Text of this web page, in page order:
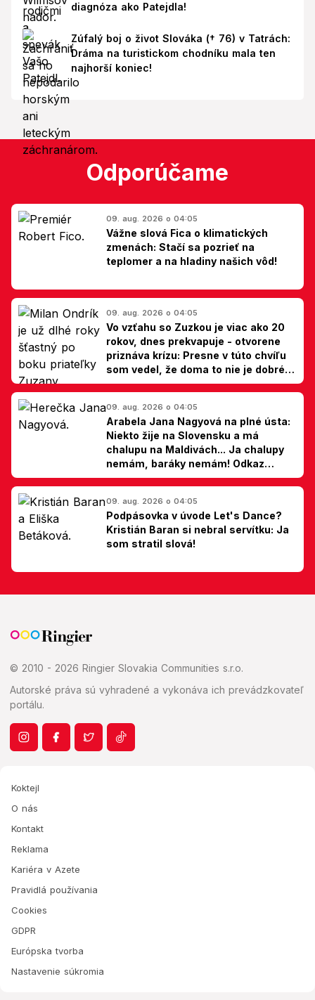
diagnóza ako Patejdla!
Zúfalý boj o život Slováka († 76) v Tatrách:
Dráma na turistickom chodníku mala ten
najhorší koniec!
Odporúčame
09. aug. 2026 o 04:05
Vážne slová Fica o klimatických
zmenách: Stačí sa pozrieť na
teplomer a na hladiny našich vôd!
09. aug. 2026 o 04:05
Vo vzťahu so Zuzkou je viac ako 20
rokov, dnes prekvapuje - otvorene
priznáva krízu: Presne v túto chvíľu
som vedel, že doma to nie je dobré,
hovorí Milan Ondrík
09. aug. 2026 o 04:05
Arabela Jana Nagyová na plné ústa:
Niekto žije na Slovensku a má
chalupu na Maldivách... Ja chalupy
nemám, baráky nemám! Odkaz
Slovákom
09. aug. 2026 o 04:05
Podpásovka v úvode Let's Dance?
Kristián Baran si nebral servítku: Ja
som stratil slová!
© 2010 - 2026 Ringier Slovakia Communities s.r.o.
Autorské práva sú vyhradené a vykonáva ich prevádzkovateľ
portálu.
Koktejl
O nás
Kontakt
Reklama
Kariéra v Azete
Pravidlá používania
Cookies
GDPR
Európska tvorba
Nastavenie súkromia